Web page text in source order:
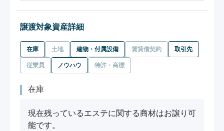
譲渡対象資産詳細
在庫 土地 建物・付属設備 賃貸借契約 取引先
従業員 ノウハウ 特許・商標
在庫
現在残っているエステに関する商材はお譲り可
能です。